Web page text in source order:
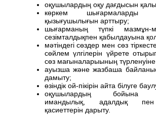
оқушылардың оқу дағдысын
көркем шығармаларды
қызығушылығын арттыру;
шығарманың түпкі мазмұн-
сезімталдықпен қабылдауына қол
мәтіндегі сөздер мен сөз
сөйлем үлгілерін үйрете
сөз мағыналарыының түрленуіне
ауызша және жазбаша
дамыту;
өзіндік ой-пікірін айта білуге
оқушылардың бойына
имандылық, адалдық пен
қасиеттерін дарыту.